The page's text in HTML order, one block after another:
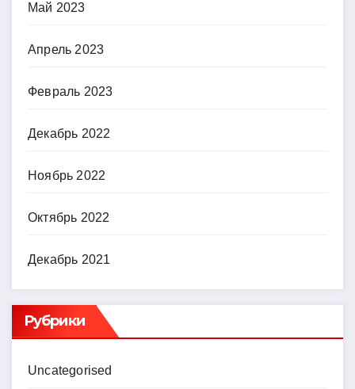
Май 2023
Апрель 2023
Февраль 2023
Декабрь 2022
Ноябрь 2022
Октябрь 2022
Декабрь 2021
Рубрики
Uncategorised